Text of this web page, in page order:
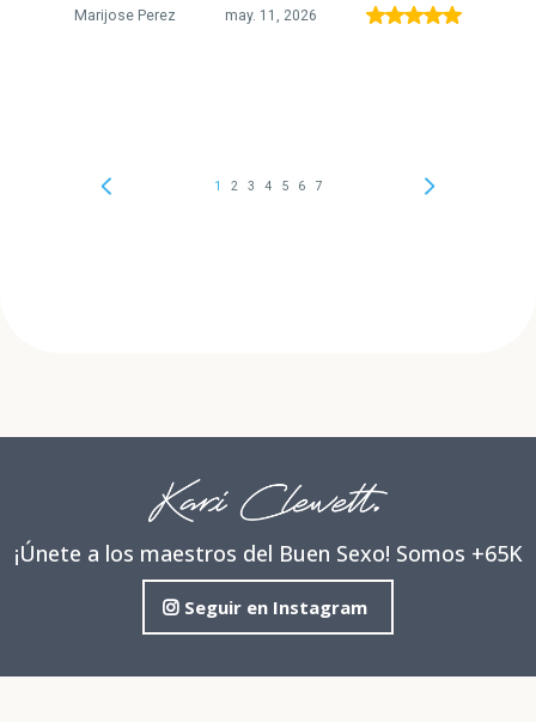
¡Únete a los maestros del Buen Sexo! Somos +65K
Seguir en Instagram